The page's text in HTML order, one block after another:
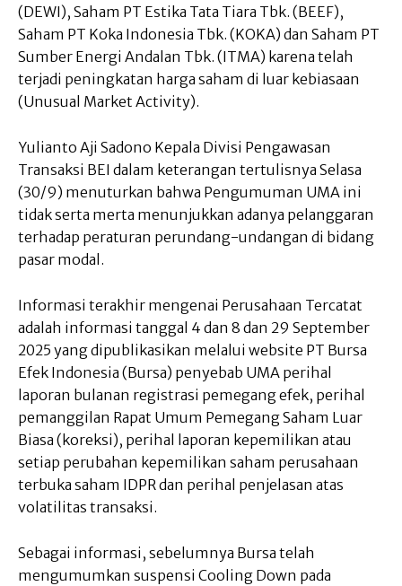
(DEWI), Saham PT Estika Tata Tiara Tbk. (BEEF),
Saham PT Koka Indonesia Tbk. (KOKA) dan Saham PT
Sumber Energi Andalan Tbk. (ITMA) karena telah
terjadi peningkatan harga saham di luar kebiasaan
(Unusual Market Activity).
Yulianto Aji Sadono Kepala Divisi Pengawasan
Transaksi BEI dalam keterangan tertulisnya Selasa
(30/9) menuturkan bahwa Pengumuman UMA ini
tidak serta merta menunjukkan adanya pelanggaran
terhadap peraturan perundang-undangan di bidang
pasar modal.
Informasi terakhir mengenai Perusahaan Tercatat
adalah informasi tanggal 4 dan 8 dan 29 September
2025 yang dipublikasikan melalui website PT Bursa
Efek Indonesia (Bursa) penyebab UMA perihal
laporan bulanan registrasi pemegang efek, perihal
pemanggilan Rapat Umum Pemegang Saham Luar
Biasa (koreksi), perihal laporan kepemilikan atau
setiap perubahan kepemilikan saham perusahaan
terbuka saham IDPR dan perihal penjelasan atas
volatilitas transaksi.
Sebagai informasi, sebelumnya Bursa telah
mengumumkan suspensi Cooling Down pada